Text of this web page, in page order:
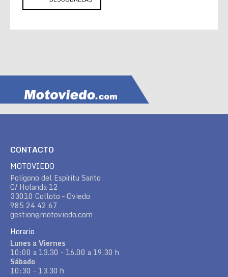
CONTACTO
MOTOVIEDO
Polígono del Espíritu Santo
C/ Holanda 12
33010 Colloto – Oviedo
985 24 42 67
gestion@motoviedo.com
Horario
Lunes a Viernes
10:00 a 13.30 - 16.00 a 19.30 h
Sábado
10:30 - 13.30 h